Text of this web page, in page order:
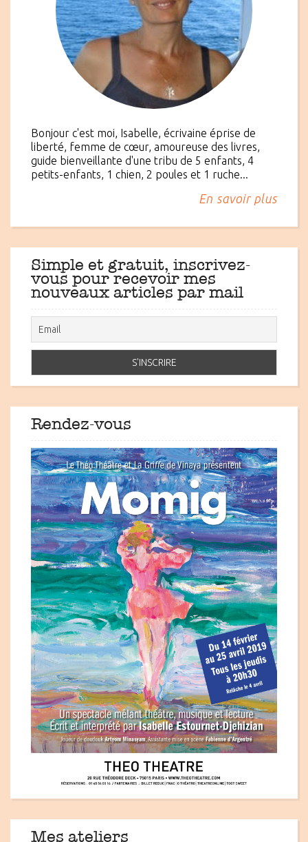
Bonjour c'est moi, Isabelle, écrivaine éprise de
liberté, femme de cœur, amoureuse des livres,
guide bienveillante d'une tribu de 5 enfants, 4
petits-enfants, 1 chien, 2 poules et 1 ruche...
En savoir plus
Simple et gratuit, inscrivez-
vous pour recevoir mes
nouveaux articles par mail
Rendez-vous
Mes ateliers